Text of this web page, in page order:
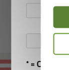
Abri de
MADE IN
Je
Par
de
* = Champ